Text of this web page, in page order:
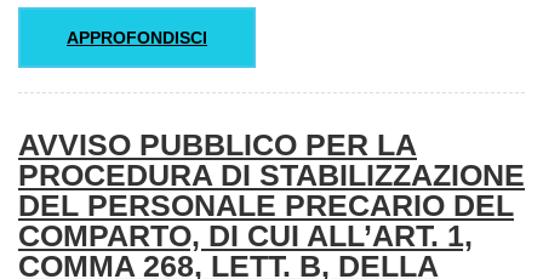
APPROFONDISCI
AVVISO PUBBLICO PER LA
PROCEDURA DI STABILIZZAZIONE
DEL PERSONALE PRECARIO DEL
COMPARTO, DI CUI ALL’ART. 1,
COMMA 268, LETT. B, DELLA